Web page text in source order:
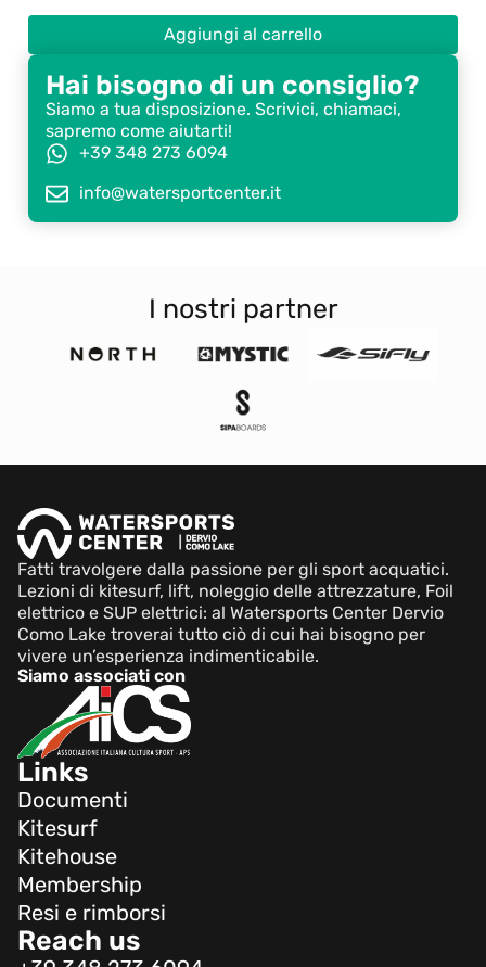
Aggiungi al carrello
Hai bisogno di un consiglio?
Siamo a tua disposizione. Scrivici, chiamaci,
sapremo come aiutarti!
+39 348 273 6094
info@watersportcenter.it
I nostri partner
Fatti travolgere dalla passione per gli sport acquatici.
Lezioni di kitesurf, lift, noleggio delle attrezzature, Foil
elettrico e SUP elettrici: al Watersports Center Dervio
Como Lake troverai tutto ciò di cui hai bisogno per
vivere un’esperienza indimenticabile.
Siamo associati con
Links
Documenti
Kitesurf
Kitehouse
Membership
Resi e rimborsi
Reach us